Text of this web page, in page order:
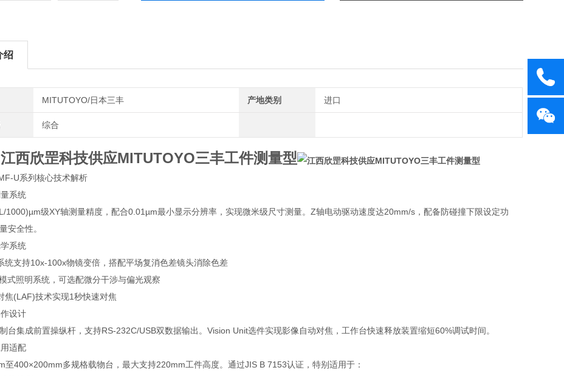
绍
MITUTOYO/日本三丰 产地类别 进口
综合
江西欣罡科技供应MITUTOYO三丰工件测量型
U系列核心技术解析
系统
1000)µm级XY轴测量精度，配合0.01µm最小显示分辨率，实现微米级尺寸测量。Z轴电动驱动速度达20mm/s，配备防碰撞下限设定功
安全性。
系统
统支持10x-100x物镜变倍，搭配平场复消色差镜头消除色差
式照明系统，可选配微分干涉与偏光观察
焦(LAF)技术实现1秒快速对焦
设计
台集成前置操纵杆，支持RS-232C/USB双数据输出。Vision Unit选件实现影像自动对焦，工作台快速释放装置缩短60%调试时间。
适配
至400×200mm多规格载物台，最大支持220mm工件高度。通过JIS B 7153认证，特别适用于：